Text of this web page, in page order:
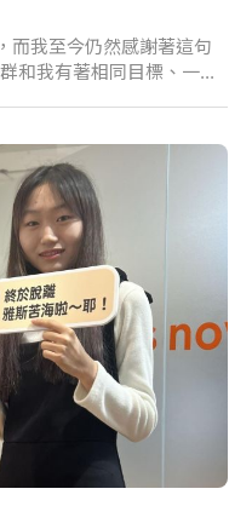
而我至今仍然感謝著這句
和我有著相同目標、一...